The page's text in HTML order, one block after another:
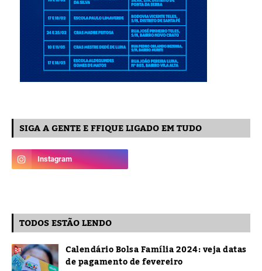
SIGA A GENTE E FFIQUE LIGADO EM TUDO
TODOS ESTÃO LENDO
Calendário Bolsa Família 2024: veja datas
de pagamento de fevereiro